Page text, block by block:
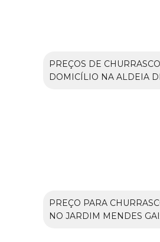
PREÇOS DE
DOMICÍLIO NA ALDEIA
PREÇO PARA
NO JARDIM MENDES